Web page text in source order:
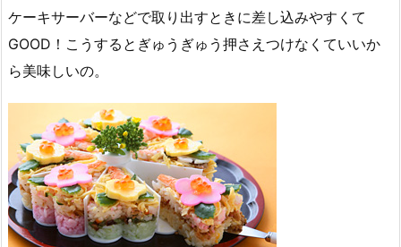
ケーキサーバーなどで取り出すときに差し込みやすくて
GOOD！こうするとぎゅうぎゅう押さえつけなくていいか
ら美味しいの。